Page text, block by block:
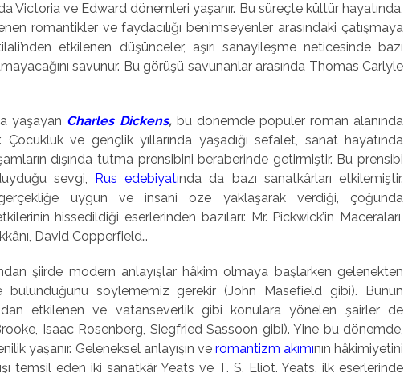
Victoria ve Edward dönemleri yaşanır. Bu süreçte kültür hayatında,
romantikler ve faydacılığı benimseyenler arasındaki çatışmaya
etkilenen düşünceler, aşırı sanayileşme neticesinde bazı
savunur. Bu görüşü savunanlar arasında Thomas Carlyle
yaşayan Charles Dickens,bu dönemde popüler roman alanında
ve gençlik yıllarında yaşadığı sefalet, sanat hayatında
dışında tutma prensibini beraberinde getirmiştir. Bu prensibi
sevgi, Rus edebiyatında da bazı sanatkârları etkilemiştir.
uygun ve insani öze yaklaşarak verdiği, çoğunda
hissedildiği eserlerinden bazıları: Mr. Pickwick’in Maceraları,
David Copperfield…
şiirde modern anlayışlar hâkim olmaya başlarken gelenekten
bulunduğunu söylememiz gerekir (John Masefield gibi). Bunun
etkilenen ve vatanseverlik gibi konulara yönelen şairler de
Isaac Rosenberg, Siegfried Sassoon gibi). Yine bu dönemde,
yaşanır. Geleneksel anlayışın ve romantizm akımının hâkimiyetini
temsil eden iki sanatkâr Yeats ve T. S. Eliot. Yeats, ilk eserlerinde